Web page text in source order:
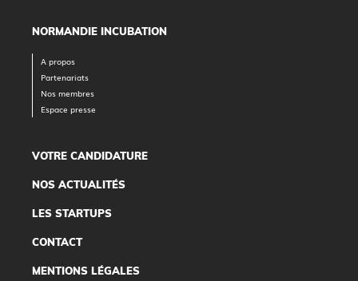
NORMANDIE INCUBATION
A propos
Partenariats
Nos membres
Espace presse
VOTRE CANDIDATURE
NOS ACTUALITÉS
LES STARTUPS
CONTACT
MENTIONS LÉGALES